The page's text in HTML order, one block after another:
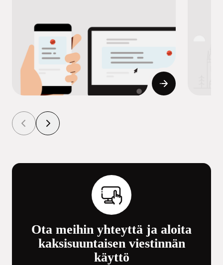
Ota meihin yhteyttä ja aloita
kaksisuuntaisen viestinnän
käyttö